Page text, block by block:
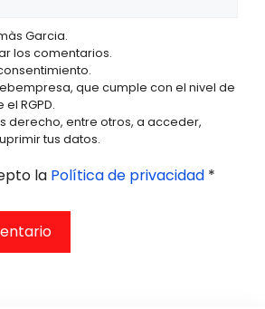
Garcia.
los comentarios.
que cumple con el nivel de
RGPD.
derecho, entre otros, a acceder,
tus datos.
la Política de privacidad *